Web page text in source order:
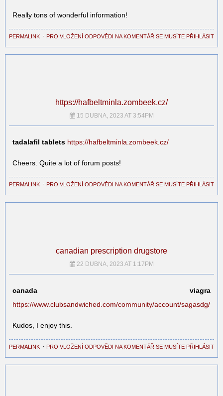
Really tons of wonderful information!
PERMALINK ⋅ PRO VLOŽENÍ ODPOVĚDI NA KOMENTÁŘ SE MUSÍTE PŘIHLÁSIT
https://hafbeltminla.zombeek.cz/
15 DUBNA, 2023 AT 3:54PM
tadalafil tablets https://hafbeltminla.zombeek.cz/
Cheers. Quite a lot of forum posts!
PERMALINK ⋅ PRO VLOŽENÍ ODPOVĚDI NA KOMENTÁŘ SE MUSÍTE PŘIHLÁSIT
canadian prescription drugstore
22 DUBNA, 2023 AT 1:17PM
canada viagra
https://www.clubsandwiched.com/community/account/sagasdg/
Kudos, I enjoy this.
PERMALINK ⋅ PRO VLOŽENÍ ODPOVĚDI NA KOMENTÁŘ SE MUSÍTE PŘIHLÁSIT